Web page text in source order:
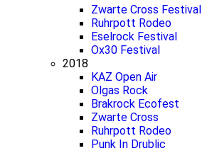
Zwarte Cross Festival
Ruhrpott Rodeo
Eselrock Festival
Ox30 Festival
2018
KAZ Open Air
Olgas Rock
Brakrock Ecofest
Zwarte Cross
Ruhrpott Rodeo
Punk In Drublic